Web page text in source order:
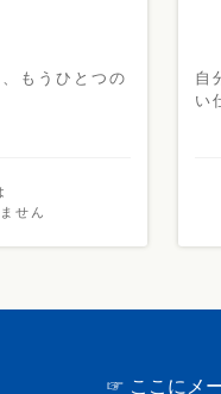
もうひとつの
せん
自
い